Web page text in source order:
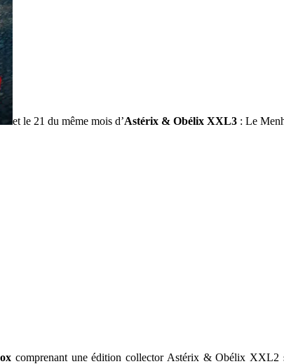
et le 21 du même mois d’Astérix & Obélix XXL3 : Le
comprenant une édition collector Astérix & Obélix XXL2